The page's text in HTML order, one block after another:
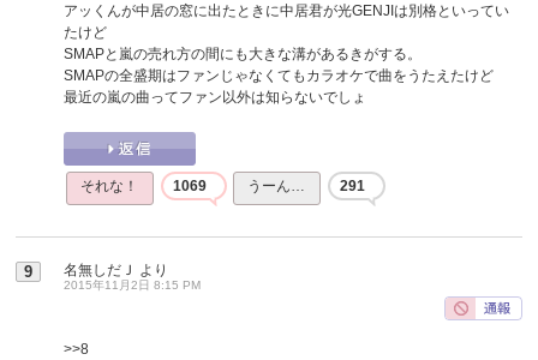
アッくんが中居の窓に出たときに中居君が光GENJIは別格といってい
たけど
SMAPと嵐の売れ方の間にも大きな溝があるきがする。
SMAPの全盛期はファンじゃなくてもカラオケで曲をうたえたけど
最近の嵐の曲ってファン以外は知らないでしょ
それな！ 1069 うーん… 291
9 名無しだＪ より
2015年11月2日 8:15 PM
>>8